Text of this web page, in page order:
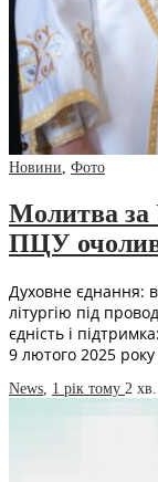
Новини, Фото
Молитва за
ПЦУ
Духовне єднання:
літургію під
єдність і
9 лютого 2025
News, 1 рік тому 2 хв.